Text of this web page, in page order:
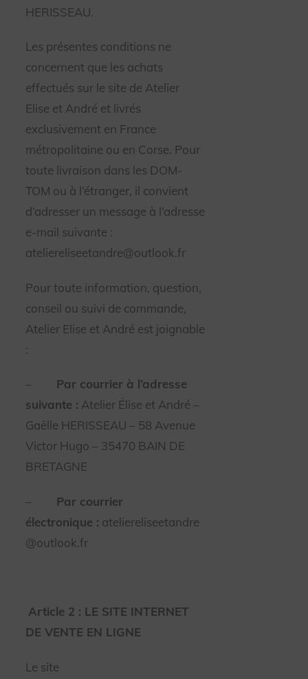
HERISSEAU.
Les présentes conditions ne
concernent que les achats
effectués sur le site de Atelier
Elise et André et livrés
exclusivement en France
métropolitaine ou en Corse. Pour
toute livraison dans les DOM-
TOM ou à l’étranger, il convient
d’adresser un message à l’adresse
e-mail suivante :
ateliereliseetandre@outlook.fr
Pour toute information, question,
conseil ou suivi de commande,
Atelier Elise et André est joignable
:
– Par courrier à l’adresse
suivante : Atelier Élise et André –
Gaëlle HERISSEAU – 58 Avenue
Victor Hugo – 35470 BAIN DE
BRETAGNE
– Par courrier
électronique : ateliereliseetandre
@outlook.fr
Article 2 : LE SITE INTERNET
DE VENTE EN LIGNE
Le site